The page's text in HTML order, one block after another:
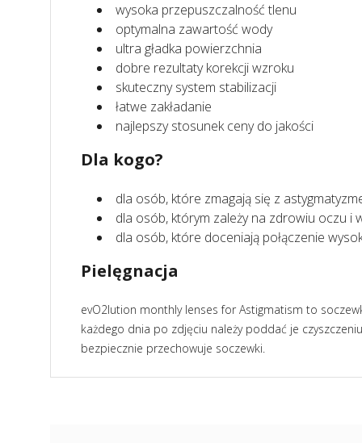
wysoka przepuszczalność tlenu
optymalna zawartość wody
ultra gładka powierzchnia
dobre rezultaty korekcji wzroku
skuteczny system stabilizacji
łatwe zakładanie
najlepszy stosunek ceny do jakości
Dla kogo?
dla osób, które zmagają się z
dla osób, którym zależy na zdrowiu oczu i
dla osób, które doceniają połączenie
Pielęgnacja
evO2lution monthly lenses for Astigmatism to
każdego dnia po zdjęciu należy poddać je
bezpiecznie przechowuje soczewki.